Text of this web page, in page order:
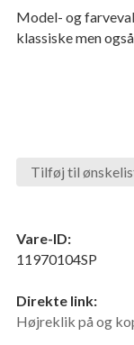
Model- og
klassiske men
Tilføj til
Vare-ID:
11970104SP
Direkte link:
Højreklik på og